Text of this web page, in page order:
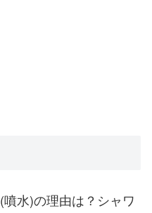
水)の理由は？シャワ